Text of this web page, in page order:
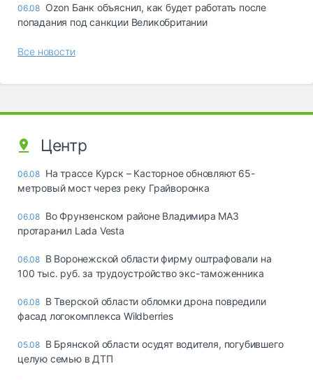
06.08 Ozon Банк объяснил, как будет работать после
попадания под санкции Великобритании
Все новости
Центр
06.08 На трассе Курск – Касторное обновляют 65-
метровый мост через реку Грайворонка
06.08 Во Фрунзенском районе Владимира МАЗ
протаранил Lada Vesta
06.08 В Воронежской области фирму оштрафовали на
100 тыс. руб. за трудоустройство экс-таможенника
06.08 В Тверской области обломки дрона повредили
фасад логокомплекса Wildberries
05.08 В Брянской области осудят водителя, погубившего
целую семью в ДТП